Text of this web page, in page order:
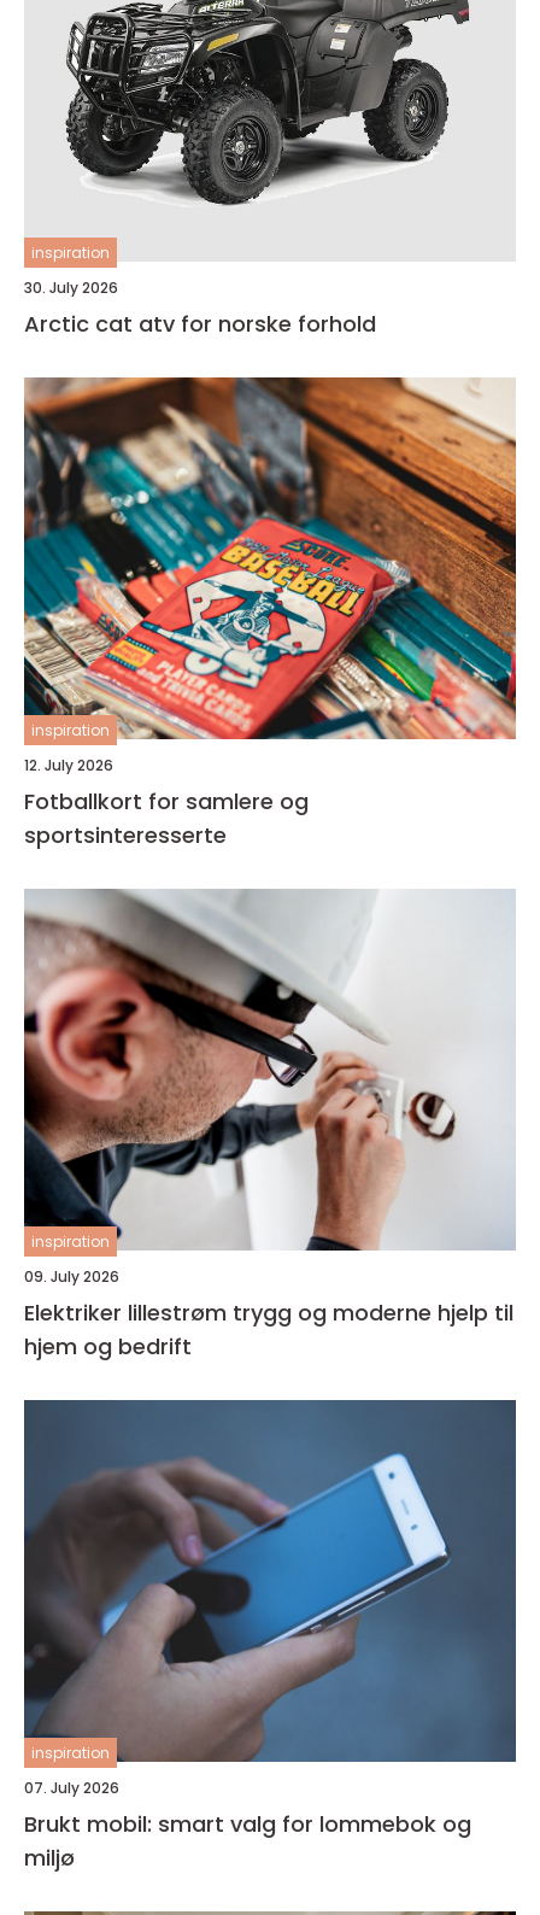
inspiration
30. July 2026
Arctic cat atv for norske forhold
inspiration
12. July 2026
Fotballkort for samlere og
sportsinteresserte
inspiration
09. July 2026
Elektriker lillestrøm trygg og moderne hjelp til
hjem og bedrift
inspiration
07. July 2026
Brukt mobil: smart valg for lommebok og
miljø